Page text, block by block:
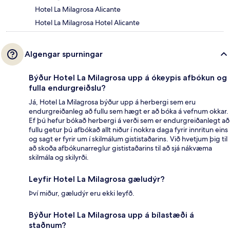
Hotel La Milagrosa Alicante
Hotel La Milagrosa Hotel Alicante
Algengar spurningar
Býður Hotel La Milagrosa upp á ókeypis afbókun og
fulla endurgreiðslu?
Já, Hotel La Milagrosa býður upp á herbergi sem eru
endurgreiðanleg að fullu sem hægt er að bóka á vefnum okkar.
Ef þú hefur bókað herbergi á verði sem er endurgreiðanlegt að
fullu getur þú afbókað allt niður í nokkra daga fyrir innritun eins
og sagt er fyrir um í skilmálum gististaðarins. Við hvetjum þig til
að skoða afbókunarreglur gististaðarins til að sjá nákvæma
skilmála og skilyrði.
Leyfir Hotel La Milagrosa gæludýr?
Því miður, gæludýr eru ekki leyfð.
Býður Hotel La Milagrosa upp á bílastæði á
staðnum?